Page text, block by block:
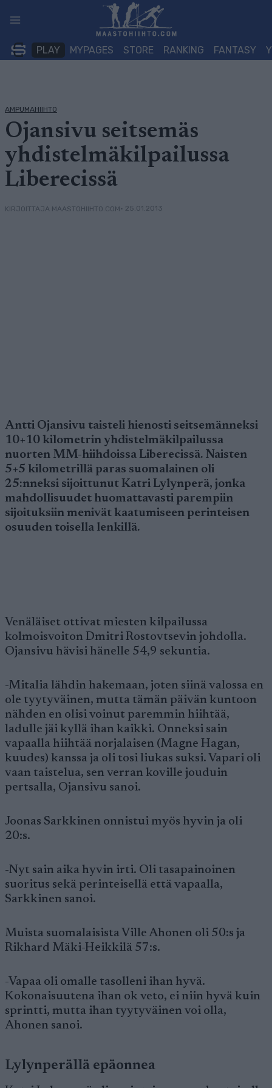
sisältöön
PLAY MYPAGES STORE RANKING FANTASY
AMPUMAHIIHTO
Ojansivu seitsemäs
yhdistelmäkilpailussa
Liberecissä
KIRJOITTAJA MAASTOHIIHTO.COM• 25.01.2013
Antti Ojansivu taisteli hienosti seitsemänneksi
10+10 kilometrin yhdistelmäkilpailussa
nuorten MM-hiihdoissa Liberecissä. Naisten
5+5 kilometrillä paras suomalainen oli
25:nneksi sijoittunut Katri Lylynperä, jonka
mahdollisuudet huomattavasti parempiin
sijoituksiin menivät kaatumiseen perinteisen
osuuden toisella lenkillä.
Venäläiset ottivat miesten kilpailussa
kolmoisvoiton Dmitri Rostovtsevin johdolla.
Ojansivu hävisi hänelle 54,9 sekuntia.
-Mitalia lähdin hakemaan, joten siinä valossa en
ole tyytyväinen, mutta tämän päivän kuntoon
nähden en olisi voinut paremmin hiihtää,
ladulle jäi kyllä ihan kaikki. Onneksi sain
vapaalla hiihtää norjalaisen (Magne Hagan,
kuudes) kanssa ja oli tosi liukas suksi. Vapari oli
vaan taistelua, sen verran koville jouduin
pertsalla, Ojansivu sanoi.
Joonas Sarkkinen onnistui myös hyvin ja oli
20:s.
-Nyt sain aika hyvin irti. Oli tasapainoinen
suoritus sekä perinteisellä että vapaalla,
Sarkkinen sanoi.
Muista suomalaisista Ville Ahonen oli 50:s ja
Rikhard Mäki-Heikkilä 57:s.
-Vapaa oli omalle tasolleni ihan hyvä.
Kokonaisuutena ihan ok veto, ei niin hyvä kuin
sprintti, mutta ihan tyytyväinen voi olla,
Ahonen sanoi.
Lylynperällä epäonnea